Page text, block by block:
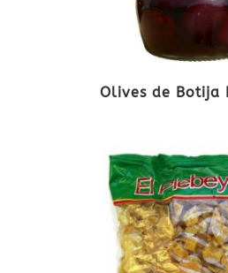
Olives de Botija